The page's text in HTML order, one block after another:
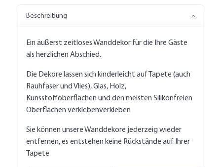
Beschreibung
Ein äußerst zeitloses Wanddekor für die Ihre Gäste
als herzlichen Abschied.
Die Dekore lassen sich kinderleicht auf Tapete (auch
Rauhfaser und Vlies), Glas, Holz,
Kunsstoffoberflächen und den meisten Silikonfreien
Oberflächen verklebenverkleben
Sie können unsere Wanddekore jederzeig wieder
entfernen, es entstehen keine Rückstände auf Ihrer
Tapete